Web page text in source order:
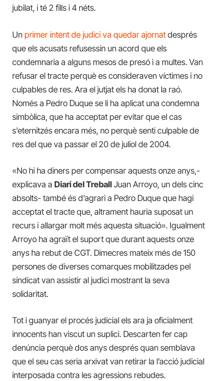
jubilat, i té 2 fills i 4 néts.
Un primer intent de judici va quedar ajornat després
que els acusats refusessin un acord que els
condemnaria a alguns mesos de presó i a multes. Van
refusar el tracte perquè es consideraven víctimes i no
culpables de res. Ara el jutjat els ha donat la raó.
Només a Pedro Duque se li ha aplicat una condemna
simbòlica, que ha acceptat per evitar que el cas
s’eternitzés encara més, no perquè senti culpable de
res del que va passar el 20 de juliol de 2004.
«No hi ha diners per compensar aquests onze anys,-
explicava a Diari del Treball Juan Arroyo, un dels cinc
absolts- també és d’agrari a Pedro Duque que hagi
acceptat el tracte que, altrament hauria suposat un
recurs i allargar molt més aquesta situació». Igualment
Arroyo ha agraït el suport que durant aquests onze
anys ha rebut de CGT. Dimecres mateix més de 150
persones de diverses comarques mobilitzades pel
sindicat van assistir al judici mostrant la seva
solidaritat.
Tot i guanyar el procés judicial els ara ja oficialment
innocents han viscut un suplici. Descarten fer cap
denúncia perquè dos anys després quan semblava
que el seu cas seria arxivat van retirar la l’acció judicial
interposada contra les agressions rebudes.